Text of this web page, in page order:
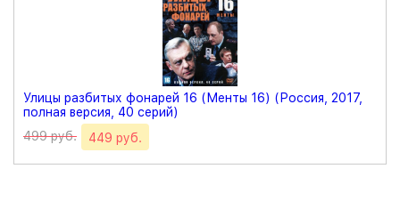
Улицы разбитых фонарей 16 (Менты 16) (Россия, 2017,
полная версия, 40 серий)
499 руб.
449 руб.